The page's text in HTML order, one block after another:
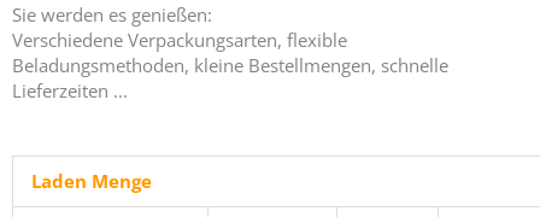
Sie werden es genießen:
Verschiedene Verpackungsarten, flexible
Beladungsmethoden, kleine Bestellmengen, schnelle
Lieferzeiten ...
Laden Menge